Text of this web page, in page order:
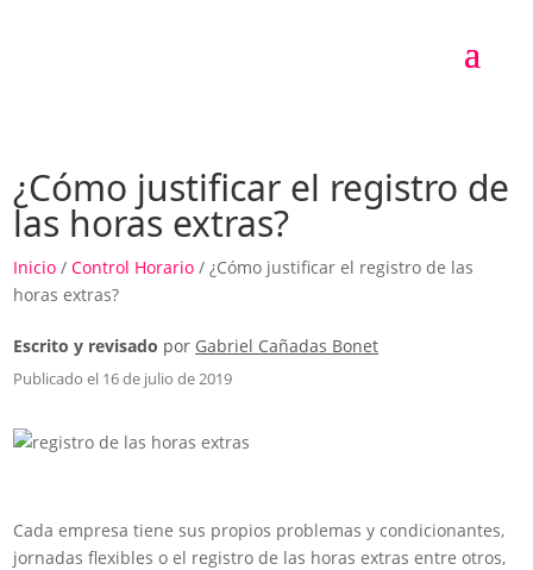
¿Cómo justificar el registro de
las horas extras?
Inicio /Control Horario / ¿Cómo justificar el registro de las
horas extras?
Escrito y revisado por Gabriel Cañadas Bonet
Publicado el 16 de julio de 2019
Cada empresa tiene sus propios problemas y condicionantes,
jornadas flexibles o el registro de las horas extras entre otros,